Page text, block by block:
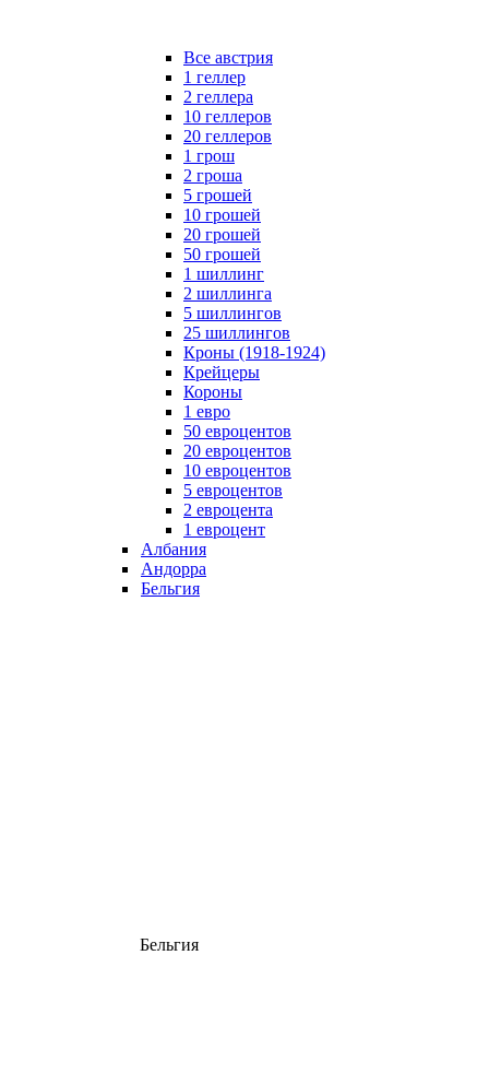
Все австрия
1 геллер
2 геллера
10 геллеров
20 геллеров
1 грош
2 гроша
5 грошей
10 грошей
20 грошей
50 грошей
1 шиллинг
2 шиллинга
5 шиллингов
25 шиллингов
Кроны (1918-1924)
Крейцеры
Короны
1 евро
50 евроцентов
20 евроцентов
10 евроцентов
5 евроцентов
2 евроцента
1 евроцент
Албания
Андорра
Бельгия
Бельгия